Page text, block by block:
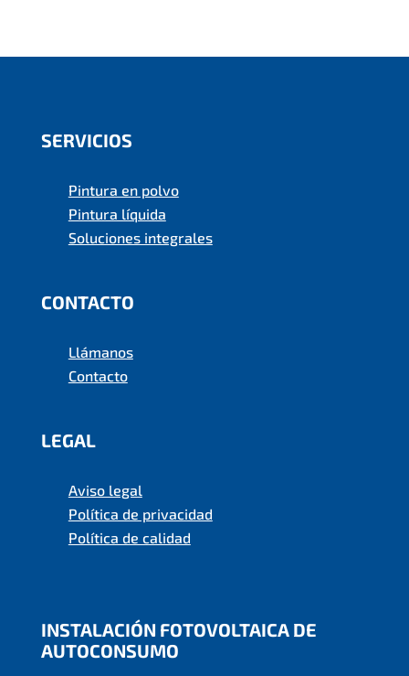
SERVICIOS
Pintura en polvo
Pintura líquida
Soluciones integrales
CONTACTO
Llámanos
Contacto
LEGAL
Aviso legal
Política de privacidad
Política de calidad
INSTALACIÓN FOTOVOLTAICA DE
AUTOCONSUMO